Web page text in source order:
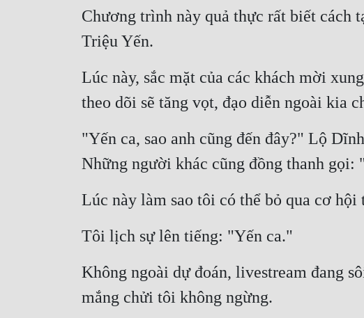
Chương trình này quả thực rất biết cách
Triệu Yến.
Lúc này, sắc mặt của các khách mời
theo dõi sẽ tăng vọt, đạo diễn ngoài kia
"Yến ca, sao anh cũng đến đây?" Lộ
Những người khác cũng đồng thanh gọi:
Lúc này làm sao tôi có thể bỏ qua cơ
Tôi lịch sự lên tiếng: "Yến ca."
Không ngoài dự đoán, livestream đang
mắng chửi tôi không ngừng.